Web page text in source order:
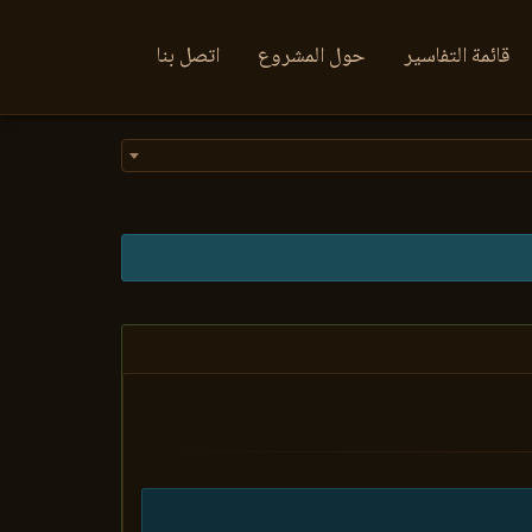
قائمة التفاسير حول المشروع اتصل بنا